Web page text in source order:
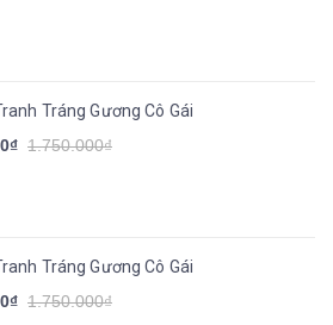
Tráng Gương Cô Gái
1.750.000₫
Tráng Gương Cô Gái
1.750.000₫